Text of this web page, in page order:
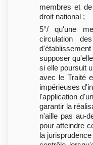
membres et
droit national ;
5°/ qu'une
circulation
supposer
si elle poursuit
avec le Traité
impérieuses
l'application
garantir la
n'aille pas au-
pour atteindre
la